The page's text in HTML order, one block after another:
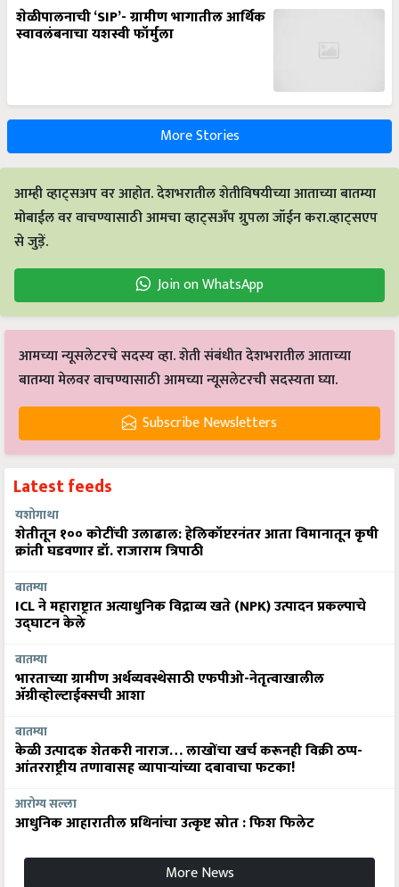
शेळीपालनाची ‘SIP’- ग्रामीण भागातील आर्थिक
स्वावलंबनाचा यशस्वी फॉर्मुला
More Stories
आम्ही व्हाट्सअप वर आहोत. देशभरातील शेतीविषयीच्या आताच्या बातम्या
मोबाईल वर वाचण्यासाठी आमचा व्हाट्सअँप ग्रुपला जॉईन करा.व्हाट्सएप
से जुड़ें.
Join on WhatsApp
आमच्या न्यूसलेटरचे सदस्य व्हा. शेती संबंधीत देशभरातील आताच्या
बातम्या मेलवर वाचण्यासाठी आमच्या न्यूसलेटरची सदस्यता घ्या.
Subscribe Newsletters
Latest feeds
यशोगाथा
शेतीतून १०० कोटींची उलाढाल: हेलिकॉप्टरनंतर आता विमानातून कृषी
क्रांती घडवणार डॉ. राजाराम त्रिपाठी
बातम्या
ICL ने महाराष्ट्रात अत्याधुनिक विद्राव्य खते (NPK) उत्पादन प्रकल्पाचे
उद्घाटन केले
बातम्या
भारताच्या ग्रामीण अर्थव्यवस्थेसाठी एफपीओ-नेतृत्वाखालील
अ‍ॅग्रीव्होल्टाईक्सची आशा
बातम्या
केळी उत्पादक शेतकरी नाराज… लाखोंचा खर्च करूनही विक्री ठप्प-
आंतरराष्ट्रीय तणावासह व्यापाऱ्यांच्या दबावाचा फटका!
आरोग्य सल्ला
आधुनिक आहारातील प्रथिनांचा उत्कृष्ट स्रोत : फिश फिलेट
More News